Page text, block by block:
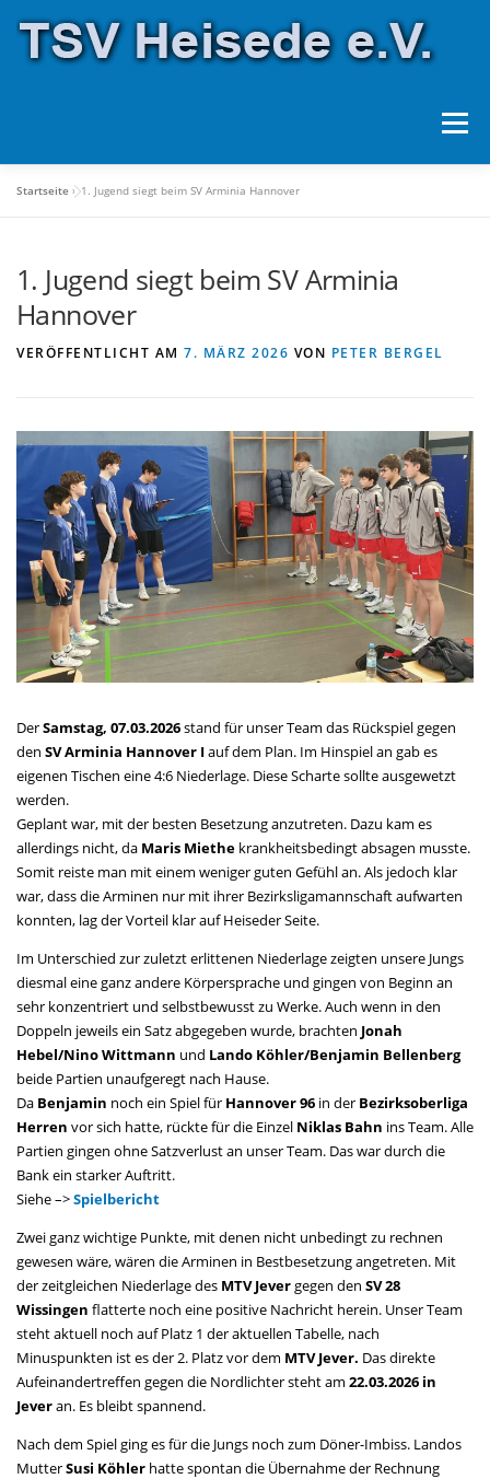
Inhalt
springen
Menü
HALLENBELEGUNG SPONSOREN
Startseite »1. Jugend siegt beim SV Arminia Hannover
1. Jugend siegt beim SV Arminia
Hannover
VERÖFFENTLICHT AM 7. MÄRZ 2026 VON PETER BERGEL
DerSamstag, 07.03.2026stand für unser Team das Rückspiel gegen
den SV Arminia Hannover Iauf dem Plan. Im Hinspiel an gab es
eigenen Tischen eine 4:6 Niederlage. Diese Scharte sollte ausgewetzt
werden.
Geplant war, mit der besten Besetzung anzutreten. Dazu kam es
allerdings nicht, da Maris Miethe krankheitsbedingt absagen musste.
Somit reiste man mit einem weniger guten Gefühl an. Als jedoch klar
war, dass die Arminen nur mit ihrer Bezirksligamannschaft aufwarten
konnten, lag der Vorteil klar auf Heiseder Seite.
Im Unterschied zur zuletzt erlittenen Niederlage zeigten unsere Jungs
diesmal eine ganz andere Körpersprache und gingen von Beginn an
sehr konzentriert und selbstbewusst zu Werke. Auch wenn in den
Doppeln jeweils ein Satz abgegeben wurde, brachten Jonah
Hebel/Nino Wittmann und Lando Köhler/Benjamin Bellenberg
beide Partien unaufgeregt nach Hause.
Da Benjamin noch ein Spiel für Hannover 96 in der Bezirksoberliga
Herren vor sich hatte, rückte für die Einzel Niklas Bahn ins Team. Alle
Partien gingen ohne Satzverlust an unser Team. Das war durch die
Bank ein starker Auftritt.
Siehe –>Spielbericht
Zwei ganz wichtige Punkte, mit denen nicht unbedingt zu rechnen
gewesen wäre, wären die Arminen in Bestbesetzung angetreten. Mit
der zeitgleichen Niederlage des MTV Jevergegen den SV 28
Wissingen flatterte noch eine positive Nachricht herein. Unser Team
steht aktuell noch auf Platz 1 der aktuellen Tabelle, nach
Minuspunkten ist es der 2. Platz vor dem MTV Jever. Das direkte
Aufeinandertreffen gegen die Nordlichter steht am 22.03.2026 in
Jeveran. Es bleibt spannend.
Nach dem Spiel ging es für die Jungs noch zum Döner-Imbiss. Landos
MutterSusi Köhler hatte spontan die Übernahme der Rechnung